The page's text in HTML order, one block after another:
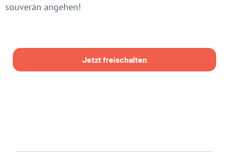
souverän angehen!
Jetzt freischalten